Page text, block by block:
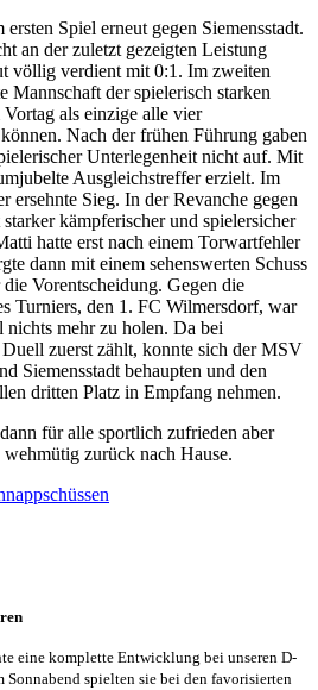
Spiel erneut gegen Siemensstadt.
an der zuletzt gezeigten Leistung
völlig verdient mit 0:1. Im zweiten
Mannschaft der spielerisch starken
Vortag als einzige alle vier
Nach der frühen Führung gaben
Unterlegenheit nicht auf. Mit
Ausgleichstreffer erzielt. Im
ersehnte Sieg. In der Revanche gegen
kämpferischer und spielersicher
hatte erst nach einem Torwartfehler
dann mit einem sehenswerten Schuss
Vorentscheidung. Gegen die
Turniers, den 1. FC Wilmersdorf, war
nichts mehr zu holen. Da bei
zuerst zählt, konnte sich der MSV
Siemensstadt behaupten und den
dritten Platz in Empfang nehmen.
für alle sportlich zufrieden aber
zurück nach Hause.
eine komplette Entwicklung bei unseren D-
Sonnabend spielten sie bei den favorisierten